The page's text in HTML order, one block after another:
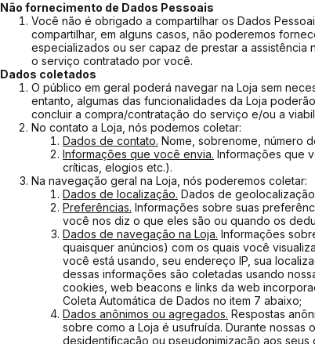
Não fornecimento de Dados Pessoais
Você não é obrigado a compartilhar os Dados
compartilhar, em alguns casos, não poderemos
especializados ou ser capaz de prestar a
o serviço contratado por você.
Dados coletados
O público em geral poderá navegar na Loja sem
entanto, algumas das funcionalidades da Loja
concluir a compra/contratação do serviço e/ou a
No contato a Loja, nós podemos coletar:
Dados de contato. Nome, sobrenome, número
Informações que você envia. Informações que
críticas, elogios etc.).
Na navegação geral na Loja, nós poderemos coletar:
Dados de localização. Dados de
Preferências. Informações sobre suas
você nos diz o que eles são ou quando os
Dados de navegação na Loja. Informações
quaisquer anúncios) com os quais você
você está usando, seu endereço IP, sua
dessas informações são coletadas usando
cookies, web beacons e links da web
Coleta Automática de Dados no item 7 abaixo;
Dados anônimos ou agregados. Respostas
sobre como a Loja é usufruída. Durante
desidentificação ou pseudonimização aos